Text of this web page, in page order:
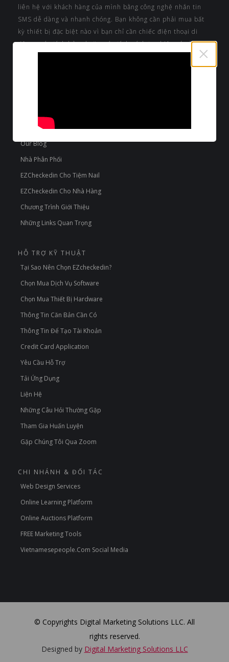
liên hệ với khách hàng của mình bằng công nghệ nhắn tin
SMS dễ dàng và nhanh chóng. Bạn không cần phải mua bất
kỳ thiết bị đặc biệt nào vì bạn chỉ cần chiếc điện thoại di
động, máy tính bảng hoặc máy tính xách tay hiện có của
Anti-Spam Policy
Our Blog
Nhà Phân Phối
EZCheckedin Cho Tiệm Nail
EZCheckedin Cho Nhà Hàng
Chương Trình Giới Thiệu
Những Links Quan Trọng
HỖ TRỢ KỸ THUẬT
Tại Sao Nên Chọn EZcheckedin?
Chọn Mua Dịch Vụ Software
Chọn Mua Thiết Bị Hardware
Thông Tin Căn Bản Cần Có
Thông Tin Để Tạo Tài Khoản
Credit Card Application
Yêu Cầu Hỗ Trợ
Tải Ứng Dụng
Liện Hệ
Những Câu Hỏi Thường Gặp
Tham Gia Huấn Luyện
Gặp Chúng Tôi Qua Zoom
CHI NHÁNH & ĐỐI TÁC
Web Design Services
Online Learning Platform
Online Auctions Platform
FREE Marketing Tools
Vietnamesepeople.com Social Media
© Copyrights Digital Marketing Solutions LLC. All
rights reserved.
Designed by Digital Marketing Solutions LLC
×